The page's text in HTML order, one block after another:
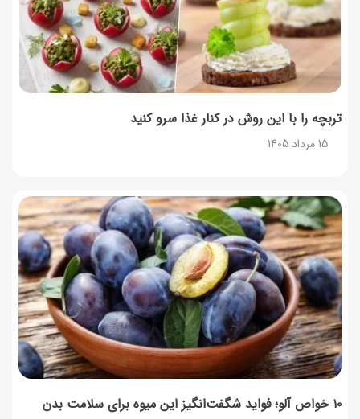
تربچه را با این روش در کنار غذا سرو کنید
15 مرداد 1405
۱۰ خواص آلو؛ فواید شگفت‌انگیز این میوه برای سلامت بدن